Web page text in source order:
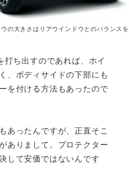
の大きさはリアウインドウとのバランスを
ち出すのであれば、ホイ
、ボディサイドの下部にも
を付ける方法もあったので
あったんですが、正直そこ
ありまして。プロテクター
して安価ではないんです